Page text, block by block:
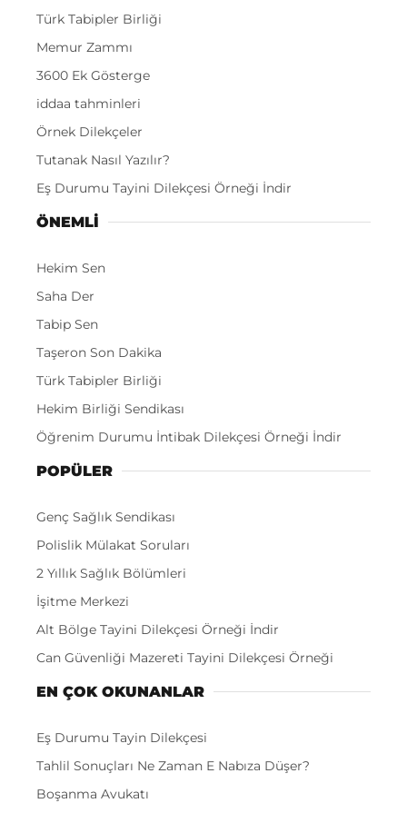
Türk Tabipler Birliği
Memur Zammı
3600 Ek Gösterge
iddaa tahminleri
Örnek Dilekçeler
Tutanak Nasıl Yazılır?
Eş Durumu Tayini Dilekçesi Örneği İndir
ÖNEMLI
Hekim Sen
Saha Der
Tabip Sen
Taşeron Son Dakika
Türk Tabipler Birliği
Hekim Birliği Sendikası
Öğrenim Durumu İntibak Dilekçesi Örneği İndir
POPÜLER
Genç Sağlık Sendikası
Polislik Mülakat Soruları
2 Yıllık Sağlık Bölümleri
İşitme Merkezi
Alt Bölge Tayini Dilekçesi Örneği İndir
Can Güvenliği Mazereti Tayini Dilekçesi Örneği
EN ÇOK OKUNANLAR
Eş Durumu Tayin Dilekçesi
Tahlil Sonuçları Ne Zaman E Nabıza Düşer?
Boşanma Avukatı